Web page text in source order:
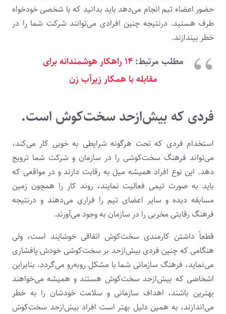
حضور اعضاء تیم انجام می‌دهد باید بدانید که با شخصی خودخواه
طرف هستید. درنتیجه چنین افرادی می‌توانند شرکت شما را در
خطر بیندازند.
مطلب مرتبط:
۱۴ راهکار هوشمندانه برای
مقابله با همکار زیرآب زن
فردی که بیش‌ازحد سخت‌کوش است.
استخدام فردی که تحت هرگونه شرایطی به خوبی کار می‌کند،
می‌تواند فرهنگ سخت‌کوشی را در سازمان و شرکت شما ترویج
دهد. این نوع افراد همیشه میل به رقابت دارند و در مواقعی که
باید به صورت تیمی فعالیت نمایند، روند کار را همچون زمین
مسابقه دیده و سایر اعضای تیم را فراری می‌دهند و درنتیجه
فرهنگ رقابتی مخربی را در سازمان به وجود می‌آورند.
قطعاً داشتن کارمندی سخت‌کوش اتفاقی خوشایند است، ولی
هنگامی که چنین فردی بیش‌ازحد بر سخت‌کوشی خودش پافشاری
می‌نماید، فرهنگ سازمانی شما با مشکل روبه‌رو می‌گردد. بنابراین
اشخاصی که بیش‌ازحد سخت‌کوش هستند و همیشه می‌خواهند
بهترین باشند، اهداف سازمانی و سلامت خودشان را به خطر
می‌اندازند، به همین دلیل بهتر است افراد بیش‌ازحد سخت‌کوش